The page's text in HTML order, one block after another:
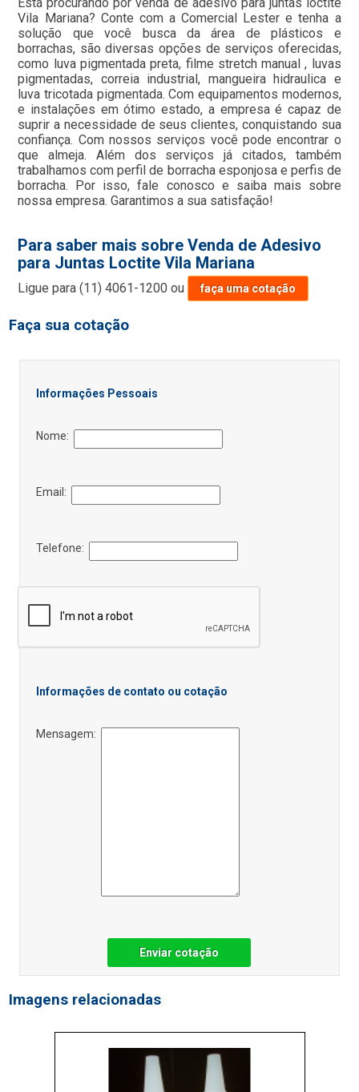
Vila Mariana? Conte com a Comercial Lester e tenha a
solução que você busca da área de plásticos e
borrachas, são diversas opções de serviços oferecidas,
como luva pigmentada preta, filme stretch manual , luvas
pigmentadas, correia industrial, mangueira hidraulica e
luva tricotada pigmentada. Com equipamentos modernos,
e instalações em ótimo estado, a empresa é capaz de
suprir a necessidade de seus clientes, conquistando sua
confiança. Com nossos serviços você pode encontrar o
que almeja. Além dos serviços já citados, também
trabalhamos com perfil de borracha esponjosa e perfis de
borracha. Por isso, fale conosco e saiba mais sobre
nossa empresa. Garantimos a sua satisfação!
Para saber mais sobre Venda de Adesivo
para Juntas Loctite Vila Mariana
Ligue para(11) 4061-1200 ou faça uma cotação
Faça sua cotação
Informações Pessoais
Nome:
Email:
Telefone:
Informações de contato ou cotação
Mensagem:
Enviar cotação
Imagens relacionadas